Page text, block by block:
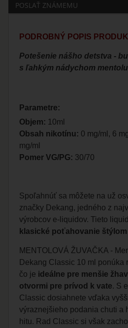
POSLAŤ ZNÁMEMU
PODROBNÝ POPIS
Potešenie nášho detstva -
s ľahkým nádychom
Parametre:
Objem: 10ml
Obsah nikotínu: 0 mg/ml, 6
mg/ml
Pomer VG/PG: 30/70
Spoľahnúť sa môžete na už
značky Dekang, jedného z
výrobcov e-liquidov. Tieto
klasické poťahovanie
MENTOLOVÁ ŽUVAČKA -
Dekang Classic 10 ml ponúka
čo je ideálne pre menšie
otvormi pre prívod k vate. S
Classic dosiahnete vďaka
výraznejšieho podania chuti a
hitu. Rad Classic si však